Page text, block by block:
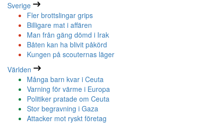
Sverige
Fler brottslingar grips
Billigare mat i affären
Man från gäng dömd i Irak
Båten kan ha blivit påkörd
Kungen på scouternas läger
Världen
Många barn kvar i Ceuta
Varning för värme i Europa
Politiker pratade om Ceuta
Stor begravning i Gaza
Attacker mot ryskt företag